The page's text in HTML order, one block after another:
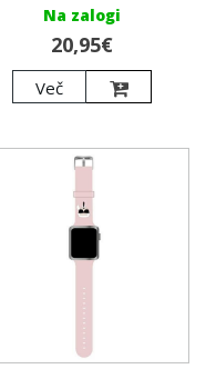
Na zalogi
20,95€
Več